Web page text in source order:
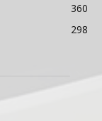
360
298